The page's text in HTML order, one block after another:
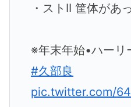
・ストII 筐体があ
※年末年始•ハーリ
#久部良
pic.twitter.com/